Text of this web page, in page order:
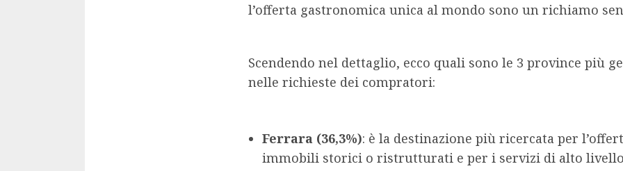
l’offerta gastronomica unica al mondo sono un richiamo
Scendendo nel dettaglio, ecco quali sono le 3 province più
nelle richieste dei compratori:
Ferrara (36,3%): è la destinazione più ricercata per
immobili storici o ristrutturati e per i servizi di alto